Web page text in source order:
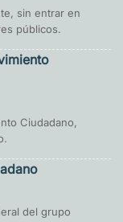
sin entrar en
públicos.
Ciudadano,
del grupo